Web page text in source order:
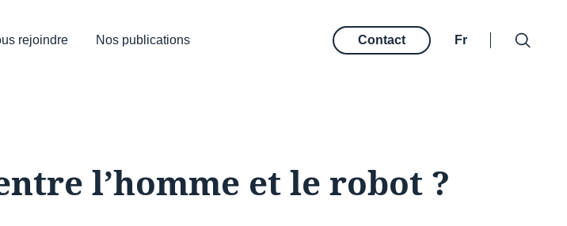
rejoindre Nos publications Contact Fr
l’homme et le robot ?